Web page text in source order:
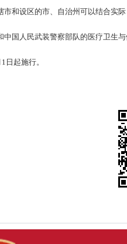
和设区的市、自治州可以结合实
国人民武装警察部队的医疗卫生
日起施行。